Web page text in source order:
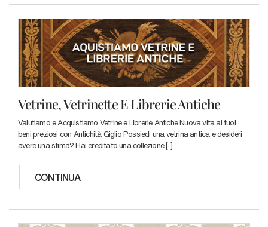
Vetrine, Vetrinette E Librerie Antiche
Valutiamo e Acquistiamo Vetrine e Librerie Antiche Nuova vita ai tuoi
beni preziosi con Antichità Giglio Possiedi una vetrina antica e desideri
avere una stima? Hai ereditato una collezione [..]
CONTINUA